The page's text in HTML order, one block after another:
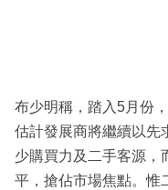
布少明稱，踏入5月份
估計發展商將繼續以先
少購買力及二手客源，
平，搶佔市場焦點。惟